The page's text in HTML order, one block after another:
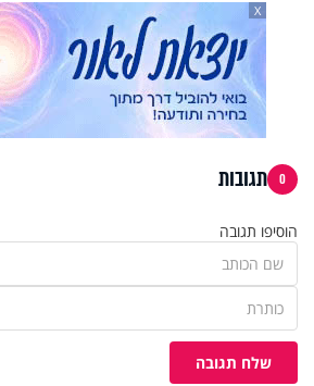
X
0 תגובות
הוסיפו תגובה
שלח תגובה